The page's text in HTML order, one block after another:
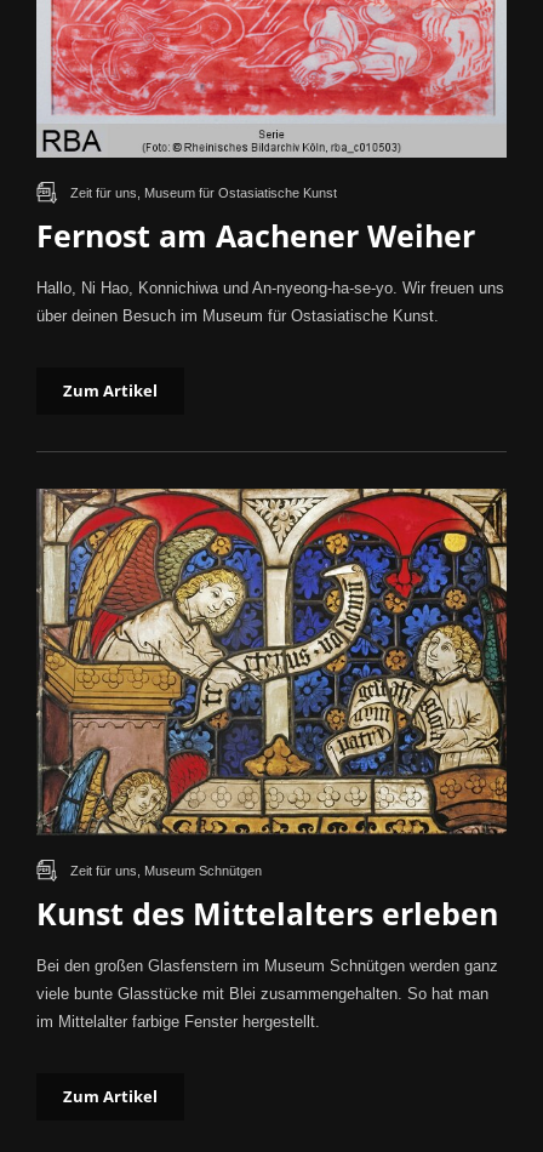
Fernost am Aachener Weiher
Zeit für uns, Museum für Ostasiatische Kunst
Hallo, Ni Hao, Konnichiwa und An-nyeong-ha-se-yo. Wir freuen uns
über deinen Besuch im Museum für Ostasiatische Kunst.
Zum Artikel
Kunst des Mittelalters erleben
Zeit für uns, Museum Schnütgen
Bei den großen Glasfenstern im Museum Schnütgen werden ganz
viele bunte Glasstücke mit Blei zusammengehalten. So hat man
im Mittelalter farbige Fenster hergestellt.
Zum Artikel